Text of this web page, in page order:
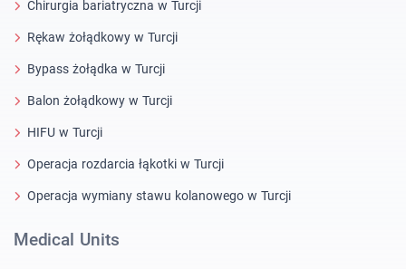
Chirurgia bariatryczna w Turcji
Rękaw żołądkowy w Turcji
Bypass żołądka w Turcji
Balon żołądkowy w Turcji
HIFU w Turcji
Operacja rozdarcia łąkotki w Turcji
Operacja wymiany stawu kolanowego w Turcji
Medical Units